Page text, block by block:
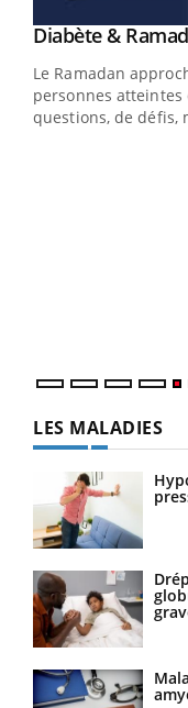
Youtube
Diabète &
Le Ramadan
personnes
questions, de défis,
LES MALADIES